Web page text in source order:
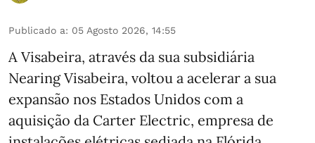
Publicado a: 05 Agosto 2026, 14:55
A Visabeira, através da sua subsidiária
Nearing Visabeira, voltou a acelerar a sua
expansão nos Estados Unidos com a
aquisição da Carter Electric, empresa de